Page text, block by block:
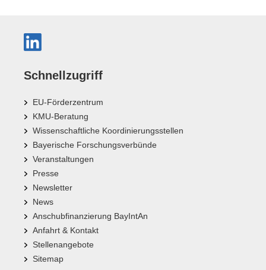
Schnellzugriff
EU-Förderzentrum
KMU-Beratung
Wissenschaftliche Koordinierungsstellen
Bayerische Forschungsverbünde
Veranstaltungen
Presse
Newsletter
News
Anschubfinanzierung BayIntAn
Anfahrt & Kontakt
Stellenangebote
Sitemap